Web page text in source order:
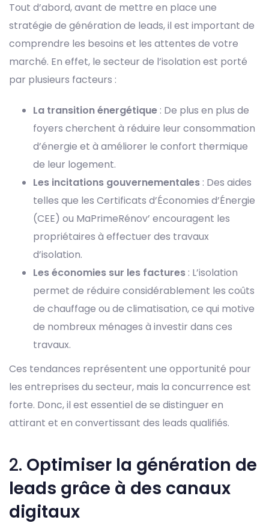
Tout d’abord, avant de mettre en place une
stratégie de génération de leads, il est important de
comprendre les besoins et les attentes de votre
marché. En effet, le secteur de l’isolation est porté
par plusieurs facteurs :
La transition énergétique : De plus en plus de
foyers cherchent à réduire leur consommation
d’énergie et à améliorer le confort thermique
de leur logement.
Les incitations gouvernementales : Des aides
telles que les Certificats d’Économies d’Énergie
(CEE) ou MaPrimeRénov’ encouragent les
propriétaires à effectuer des travaux
d’isolation.
Les économies sur les factures : L’isolation
permet de réduire considérablement les coûts
de chauffage ou de climatisation, ce qui motive
de nombreux ménages à investir dans ces
travaux.
Ces tendances représentent une opportunité pour
les entreprises du secteur, mais la concurrence est
forte. Donc, il est essentiel de se distinguer en
attirant et en convertissant des leads qualifiés.
2. Optimiser la génération de
leads grâce à des canaux
digitaux